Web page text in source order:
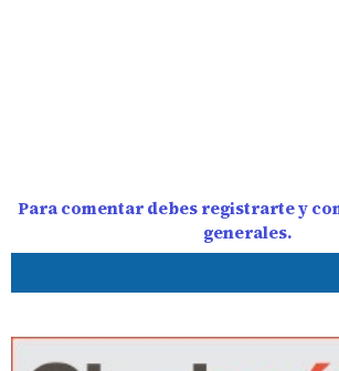
Para comentar debes registrarte y
generales.